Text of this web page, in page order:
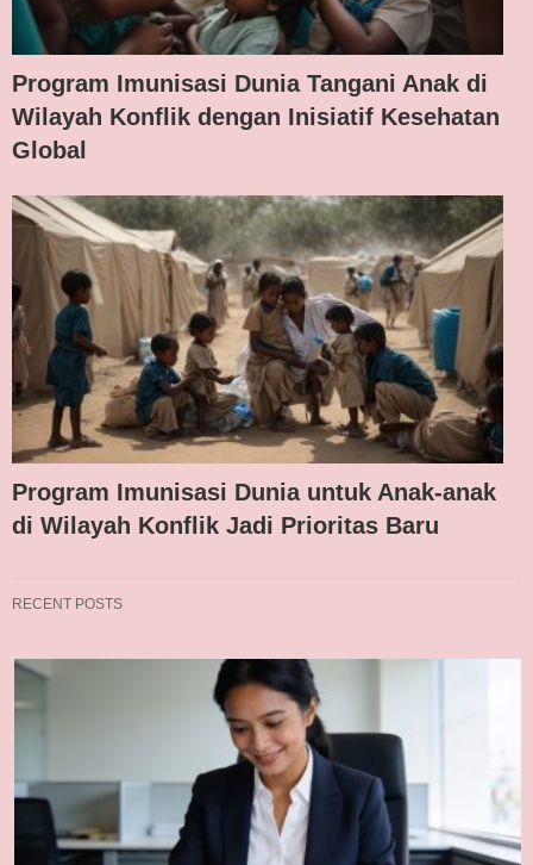
Program Imunisasi Dunia Tangani Anak di
Wilayah Konflik dengan Inisiatif Kesehatan
Global
Program Imunisasi Dunia untuk Anak-anak
di Wilayah Konflik Jadi Prioritas Baru
RECENT POSTS